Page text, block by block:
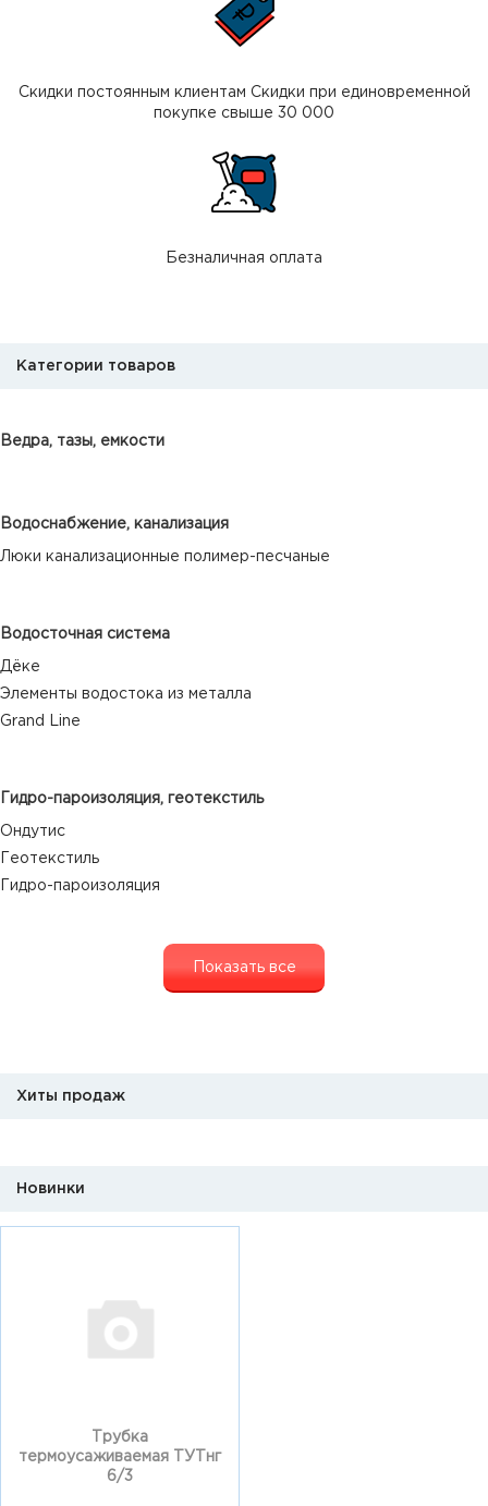
Скидки постоянным клиентам Скидки при единовременной
покупке свыше 30 000
Безналичная оплата
Категории товаров
Ведра, тазы, емкости
Водоснабжение, канализация
Люки канализационные полимер-песчаные
Водосточная система
Дёке
Элементы водостока из металла
Grand Line
Гидро-пароизоляция, геотекстиль
Ондутис
Геотекстиль
Гидро-пароизоляция
Показать все
Хиты продаж
Новинки
Трубка
термоусаживаемая ТУТнг
6/3